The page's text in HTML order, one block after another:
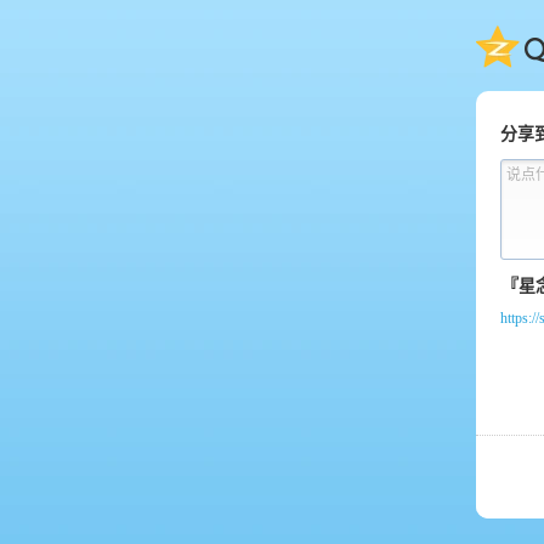
QQ
分享
说点
https://